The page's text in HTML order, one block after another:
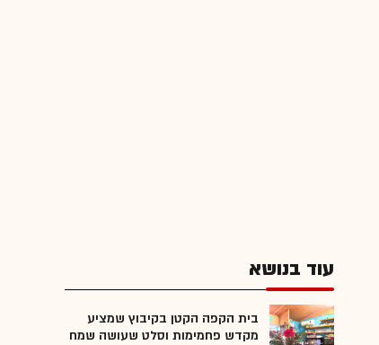
עוד בנושא
בית הקפה הקטן בקיבוץ שמציע
מקדש פחמימות וסלט שעושה שמח